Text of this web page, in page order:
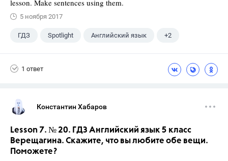
lesson. Make sentences using them.
5 ноября 2017
ГДЗ Spotlight Английский язык +2
1 ответ
Константин Хабаров
Lesson 7. № 20. ГДЗ Английский язык 5 класс
Верещагина. Скажите, что вы любите обе вещи.
Поможете?